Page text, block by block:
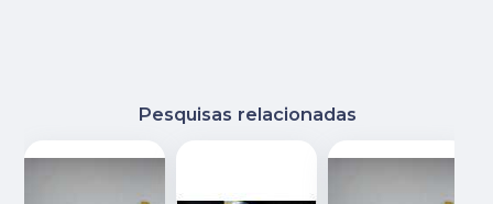
Pesquisas relacionadas